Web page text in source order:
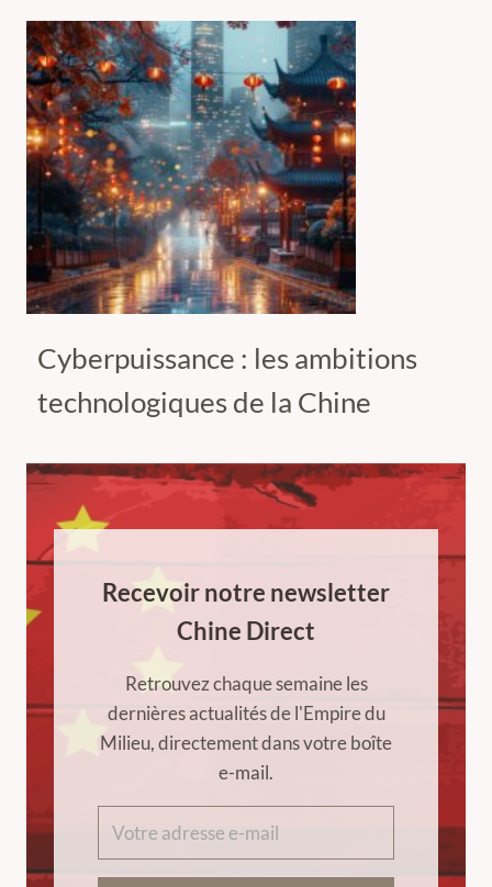
Cyberpuissance : les ambitions
technologiques de la Chine
Recevoir notre newsletter
Chine Direct
Retrouvez chaque semaine les
dernières actualités de l'Empire du
Milieu, directement dans votre boîte
e-mail.